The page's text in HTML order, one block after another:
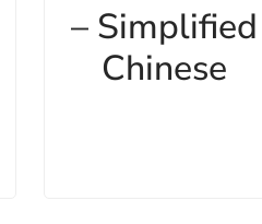
– Simplified
Chinese